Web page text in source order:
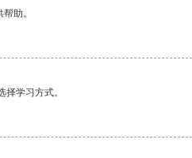
助。
学习方式。